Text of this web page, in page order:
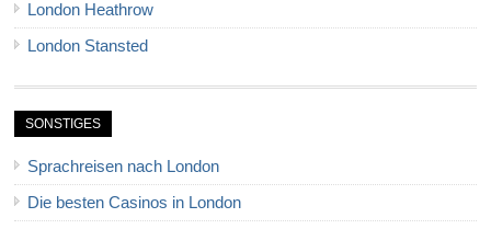
London Heathrow
London Stansted
SONSTIGES
Sprachreisen nach London
Die besten Casinos in London